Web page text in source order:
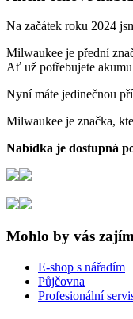
Na začátek roku 2024
Milwaukee je přední
Ať už potřebujete
Nyní máte jedinečnou
Milwaukee je značka,
Nabídka je dostupná
Mohlo by vás
E-shop s nářadím
Půjčovna
Profesionální